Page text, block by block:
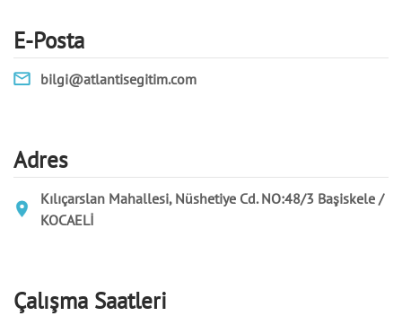
E-Posta
bilgi@atlantisegitim.com
Adres
Kılıçarslan Mahallesi, Nüshetiye Cd. NO:48/3 Başiskele /
KOCAELİ
Çalışma Saatleri